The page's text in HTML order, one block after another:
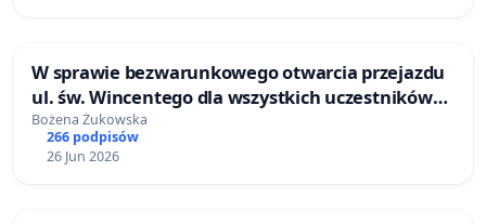
W sprawie bezwarunkowego otwarcia przejazdu
ul. św. Wincentego dla wszystkich uczestników
ruchu drogowego 7 dni w tygodniu 24h na dobę
Bożena Żukowska
266 podpisów
26 Jun 2026